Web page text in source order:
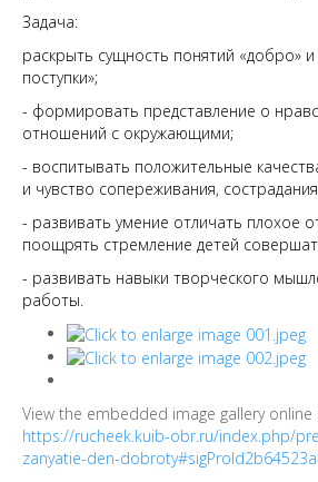
Задача:
раскрыть сущность понятий «добро»
поступки»;
- формировать представление о
отношений с окружающими;
- воспитывать положительные
и чувство сопереживания,
- развивать умение отличать плохое
поощрять стремление детей
- развивать навыки творческого
работы.
View the embedded image gallery online
https://rucheek.kuib-obr.ru/index.php/
zanyatie-den-